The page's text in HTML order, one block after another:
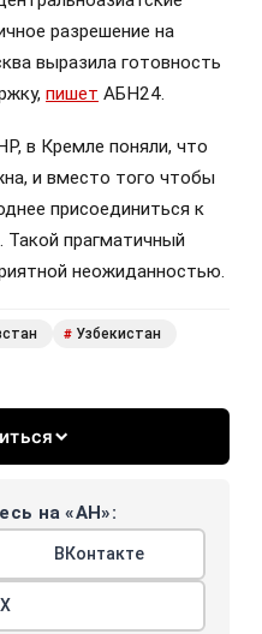
разрешение на
выразила готовность
пишет АБН24.
в Кремле поняли, что
и вместо того чтобы
присоединиться к
Такой прагматичный
неожиданностью.
# Узбекистан
на «АН»:
ВКонтакте